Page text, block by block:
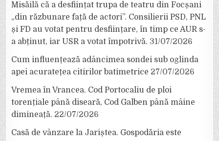
Misăilă că a desființat trupa de teatru din Focșani
„din răzbunare față de actori”. Consilierii PSD, PNL
și FD au votat pentru desființare, în timp ce AUR s-
a abținut, iar USR a votat împotrivă. 31/07/2026
Cum influențează adâncimea sondei sub oglinda
apei acuratețea citirilor batimetrice 27/07/2026
Vremea în Vrancea. Cod Portocaliu de ploi
torențiale până diseară, Cod Galben până mâine
dimineață. 22/07/2026
Casă de vânzare la Jariștea. Gospodăria este